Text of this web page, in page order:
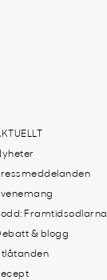
Framtidsodlarna
& blogg